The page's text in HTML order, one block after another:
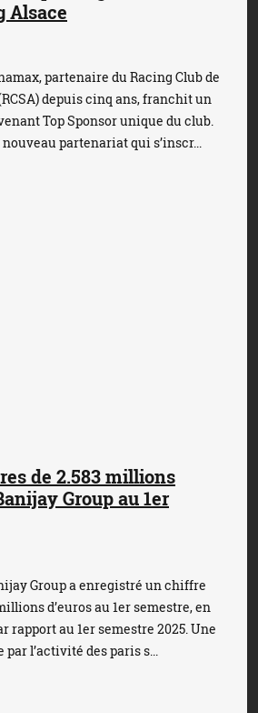
Alsace
partenaire du Racing Club de
depuis cinq ans, franchit un
Top Sponsor unique du club.
partenariat qui s’inscr...
de 2.583 millions
Group au 1er
Group a enregistré un chiffre
d’euros au 1er semestre, en
rapport au 1er semestre 2025. Une
l’activité des paris s...